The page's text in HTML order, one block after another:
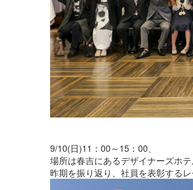
9/10(日)11：00～15：00、
場所は春吉にあるデザイナーズホテ
昨期を振り返り、社員を表彰する